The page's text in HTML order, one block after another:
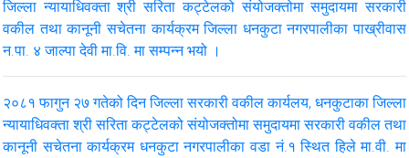
जिल्ला न्यायाधिवक्ता श्री सरिता कट्टेलको संयोजक्तोमा समुदायमा सरकारी
वकील तथा कानूनी सचेतना कार्यक्रम जिल्ला धनकुटा नगरपालीका पाख्रीवास
न.पा. ४ जाल्पा देवी मा.वि. मा सम्पन्न भयो ।
२०८१ फागुन २७ गतेको दिन जिल्ला सरकारी वकील कार्यलय, धनकुटाका जिल्ला
न्यायाधिवक्ता श्री सरिता कट्टेलको संयोजक्तोमा समुदायमा सरकारी वकील तथा
कानूनी सचेतना कार्यक्रम धनकुटा नगरपालीका वडा नं.१ स्थित हिले मा.वी. मा